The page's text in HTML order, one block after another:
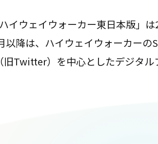
イウェイウォーカー東日本版」
以降は、ハイウェイウォーカー
旧Twitter）を中心としたデジタ